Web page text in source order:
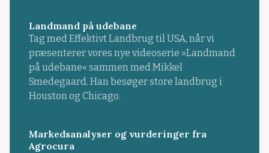
Landmand på udebane
Tag med Effektivt Landbrug til USA, når vi
præsenterer vores nye videoserie »Landmand
på udebane« sammen med Mikkel
Smedegaard. Han besøger store landbrug i
Houston og Chicago.
Markedsanalyser og vurderinger fra
Agrocura